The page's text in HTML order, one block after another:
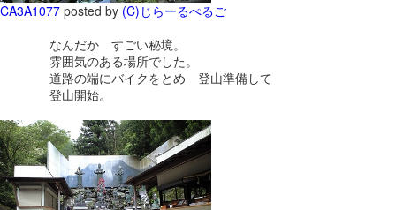
CA3A1077 posted by (C)じらーるぺるご
なんだか すごい秘境。
雰囲気のある場所でした。
道路の端にバイクをとめ 登山準備して
登山開始。